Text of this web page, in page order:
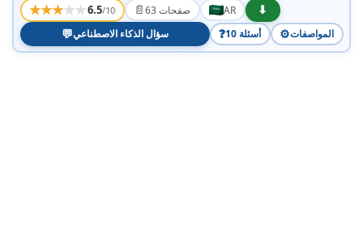
★★★★★6.5/10 📄 63 صفحات AR
⬇
💬سؤال الذكاء الاصطناعي ❓ 10 أسئلة ⚙️المواصفات